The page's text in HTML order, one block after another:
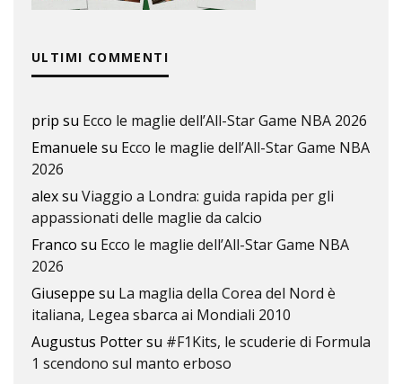
ULTIMI COMMENTI
prip su Ecco le maglie dell’All-Star Game NBA 2026
Emanuele su Ecco le maglie dell’All-Star Game NBA
2026
alexsu Viaggio a Londra: guida rapida per gli
appassionati delle maglie da calcio
Franco su Ecco le maglie dell’All-Star Game NBA
2026
Giuseppe su La maglia della Corea del Nord è
italiana, Legea sbarca ai Mondiali 2010
Augustus Pottersu #F1Kits, le scuderie di Formula
1 scendono sul manto erboso